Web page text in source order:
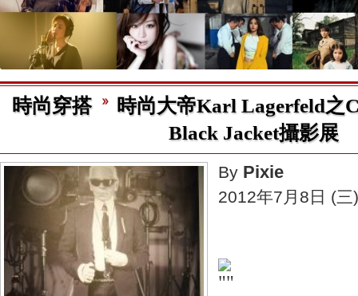
時尚穿搭
時尚大帝Karl Lagerfeld之
Black Jacket攝影展
By Pixie
2012年7月8日 (三)